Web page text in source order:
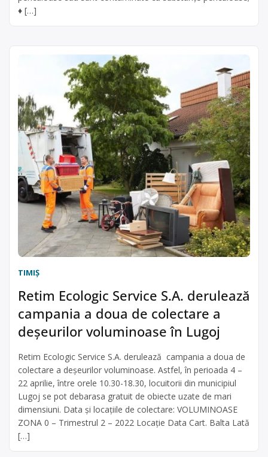
♦ […]
TIMIŞ
Retim Ecologic Service S.A. derulează
campania a doua de colectare a
deșeurilor voluminoase în Lugoj
Retim Ecologic Service S.A. derulează campania a doua de
colectare a deșeurilor voluminoase. Astfel, în perioada 4 –
22 aprilie, între orele 10.30-18.30, locuitorii din municipiul
Lugoj se pot debarasa gratuit de obiecte uzate de mari
dimensiuni. Data și locațiile de colectare: VOLUMINOASE
ZONA 0 – Trimestrul 2 – 2022 Locație Data Cart. Balta Lată
[…]